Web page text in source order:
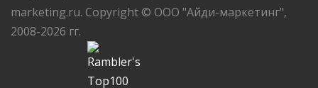
marketing.ru. Copyright © ООО "Айди-маркетинг",
2008-2026 гг.